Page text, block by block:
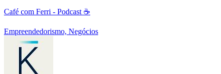
Café com Ferri - Podcast ☕
Empreendedorismo, Negócios